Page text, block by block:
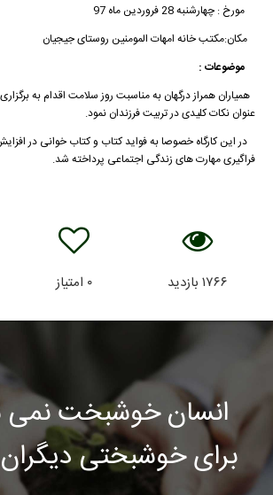
مورخ : چهارشنبه 28 فروردین ماه 97
مکان:مکتب خانه امهات المومنین روستای جیجیان
موضوعات :
همیاران همراز درگهان به مناسبت روز سلامت اقدام به
عنوان نکات کلیدی در تربیت فرزندان نمود.
در این کارگاه خصوصا به فواید کتاب و کتاب خوانی در
فراگیری مهارت های زندگی اجتماعی پرداخته شد.
۱۷۶۶ بازدید ۰ امتیاز
انسان خوشبخت نمی
برای خوشبختی